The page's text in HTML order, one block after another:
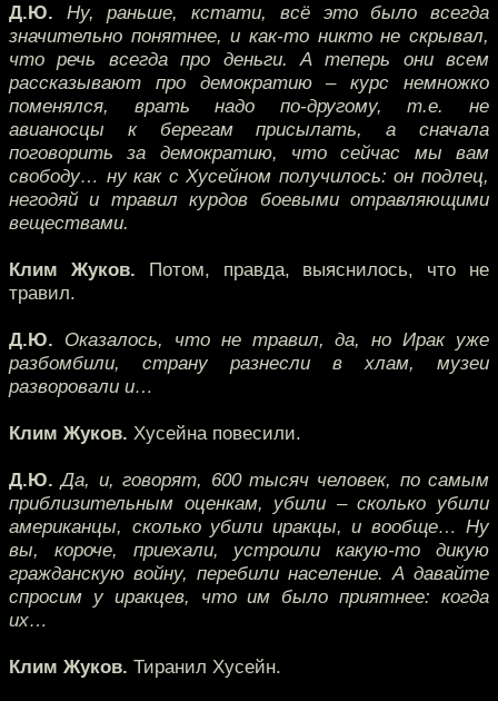
Д.Ю. Ну, раньше, кстати, всё это было всегда
значительно понятнее, и как-то никто не скрывал,
что речь всегда про деньги. А теперь они всем
рассказывают про демократию – курс немножко
поменялся, врать надо по-другому, т.е. не
авианосцы к берегам присылать, а сначала
поговорить за демократию, что сейчас мы вам
свободу… ну как с Хусейном получилось: он подлец,
негодяй и травил курдов боевыми отравляющими
веществами.
Клим Жуков. Потом, правда, выяснилось, что не
травил.
Д.Ю. Оказалось, что не травил, да, но Ирак уже
разбомбили, страну разнесли в хлам, музеи
разворовали и…
Клим Жуков. Хусейна повесили.
Д.Ю. Да, и, говорят, 600 тысяч человек, по самым
приблизительным оценкам, убили – сколько убили
американцы, сколько убили иракцы, и вообще… Ну
вы, короче, приехали, устроили какую-то дикую
гражданскую войну, перебили население. А давайте
спросим у иракцев, что им было приятнее: когда
их…
Клим Жуков. Тиранил Хусейн.